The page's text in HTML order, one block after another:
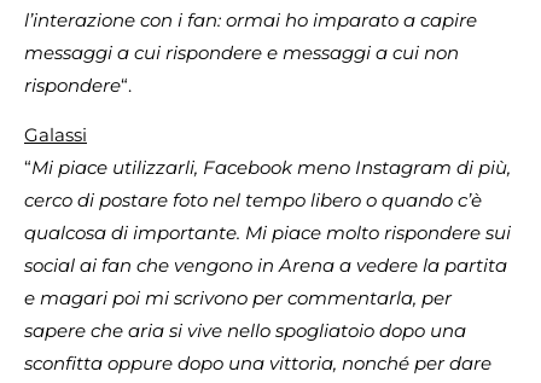
l’interazione con i fan: ormai ho imparato a capire
messaggi a cui rispondere e messaggi a cui non
rispondere“.
Galassi
“Mi piace utilizzarli, Facebook meno Instagram di più,
cerco di postare foto nel tempo libero o quando c’è
qualcosa di importante. Mi piace molto rispondere sui
social ai fan che vengono in Arena a vedere la partita
e magari poi mi scrivono per commentarla, per
sapere che aria si vive nello spogliatoio dopo una
sconfitta oppure dopo una vittoria, nonché per dare